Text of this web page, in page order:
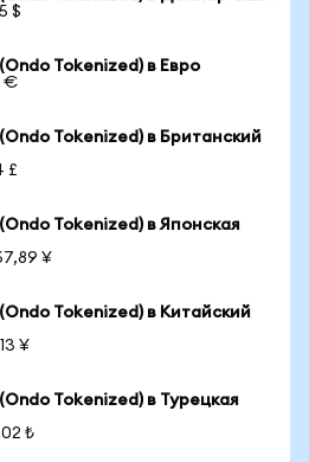
$
Tokenized) в Евро
€
Tokenized) в Британский
£
Tokenized) в Японская
¥
Tokenized) в Китайский
¥
Tokenized) в Турецкая
₺